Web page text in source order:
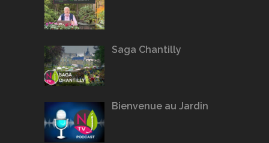
Saga Chantilly
Bienvenue au Jardin